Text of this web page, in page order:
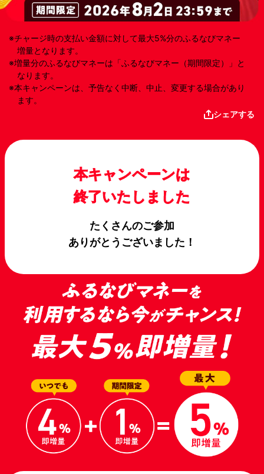
チャージ時の支払い金額に対して最大5%分のふるなびマネー
増量となります。
増量分のふるなびマネーは「ふるなびマネー（期間限定）」と
なります。
本キャンペーンは、予告なく中断、中止、変更する場合があり
ます。
シェアする
本キャンペーンは
終了いたしました
たくさんのご参加
ありがとうございました！